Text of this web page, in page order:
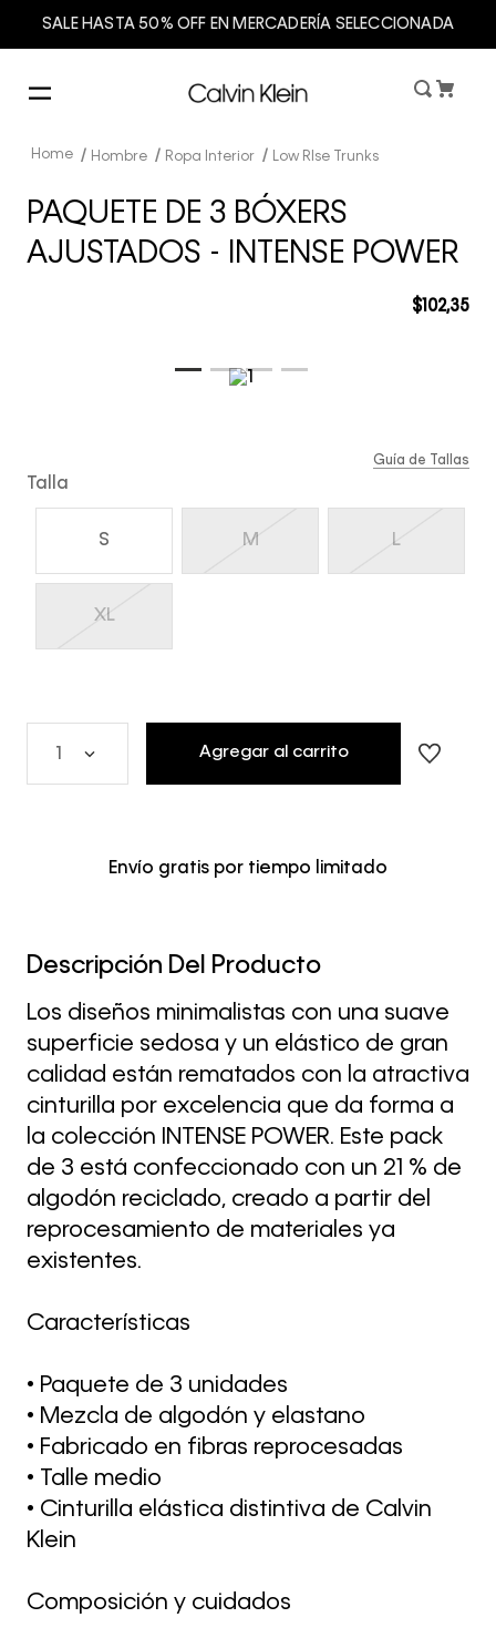
SALE HASTA 50% OFF EN MERCADERÍA SELECCIONADA
Hombre Ropa Interior Low RIse Trunks
PAQUETE DE 3 BÓXERS
AJUSTADOS - INTENSE POWER
$102,35
Talla
S M L
XL
Guía de Tallas
Agregar al carrito
Envío gratis por tiempo limitado
Descripción Del Producto
Los diseños minimalistas con una suave
superficie sedosa y un elástico de gran
calidad están rematados con la atractiva
cinturilla por excelencia que da forma a
la colección INTENSE POWER. Este pack
de 3 está confeccionado con un 21 % de
algodón reciclado, creado a partir del
reprocesamiento de materiales ya
existentes.
Características
• Paquete de 3 unidades
• Mezcla de algodón y elastano
• Fabricado en fibras reprocesadas
• Talle medio
• Cinturilla elástica distintiva de Calvin
Klein
Composición y cuidados